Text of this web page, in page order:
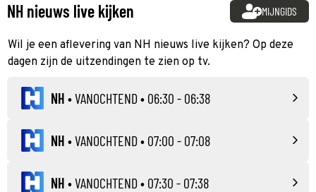
NH nieuws live kijken MIJNGIDS
Wil je een aflevering van NH nieuws live kijken? Op deze
dagen zijn de uitzendingen te zien op tv.
NH •VANOCHTEND • 06:30 - 06:38
NH •VANOCHTEND • 07:00 - 07:08
NH •VANOCHTEND • 07:30 - 07:38